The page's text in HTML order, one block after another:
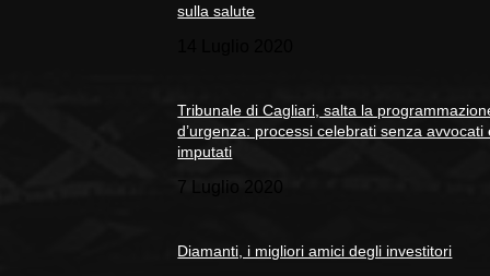
sulla salute
Tribunale di Cagliari, salta la
d’urgenza: processi celebrati senza avvocati
imputati
7 Luglio 2020
Diamanti, i migliori amici degli investitori